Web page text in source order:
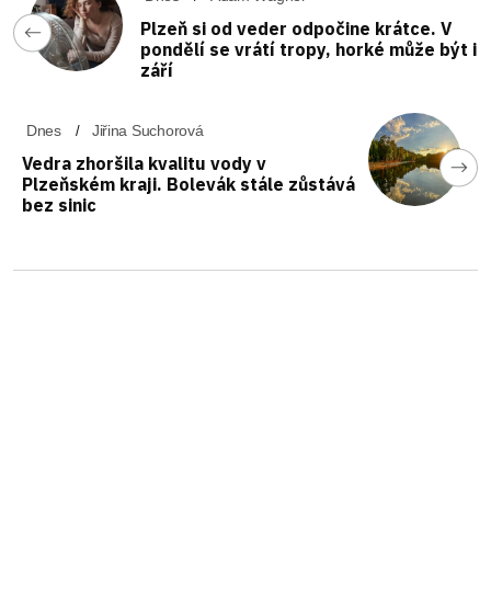
Plzeň si od veder odpočine krátce. V
pondělí se vrátí tropy, horké může být i
září
Dnes Jiřina Suchorová
Vedra zhoršila kvalitu vody v
Plzeňském kraji. Bolevák stále zůstává
bez sinic